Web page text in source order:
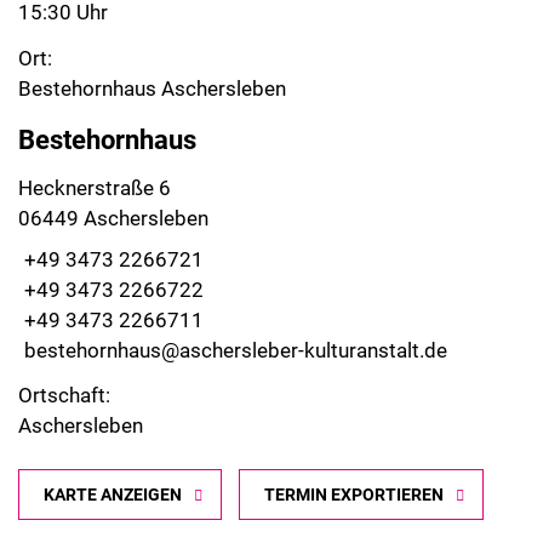
15:30 Uhr
Ort:
Bestehornhaus Aschersleben
Bestehornhaus
Hecknerstraße 6
06449 Aschersleben
+49 3473 2266721
+49 3473 2266722
+49 3473 2266711
bestehornhaus@aschersleber-kulturanstalt.de
Ortschaft:
Aschersleben
KARTE ANZEIGEN TERMIN EXPORTIEREN